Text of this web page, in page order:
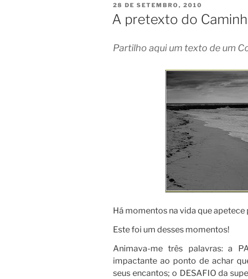
PUBLICADO
EM
28 DE SETEMBRO, 2010
A pretexto do
Partilho aqui um texto de um
Há momentos na vida que
Este foi um desses momentos!
Animava-me três palavras: a
impactante ao ponto de achar
seus encantos; o DESAFIO da